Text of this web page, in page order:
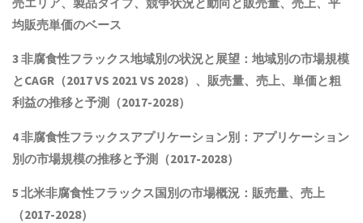
均販売単価のベース
3非腐食性フラックス地域別の状況と展望：地域別の市場規模
とCAGR （2017 VS 2021 VS 2028）、販売量、売上、単価と粗
利益の推移と予測（2017-2028）
4非腐食性フラックスアプリケーション別：アプリケーション
別の市場規模の推移と予測（2017-2028）
5 北米非腐食性フラックス国別の市場概況 ：販売量、売上
（2017-2028）